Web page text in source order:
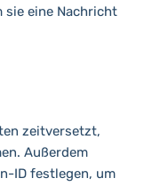
sie eine Nachricht
zeitversetzt,
Außerdem
ID festlegen, um